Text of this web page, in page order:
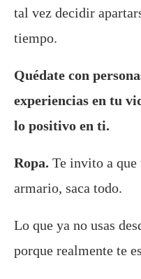
tal vez decidir
tiempo.
Quédate con
experiencias en tu
lo positivo en ti.
Ropa. Te invito a que
armario, saca todo.
Lo que ya no usas
porque realmente te